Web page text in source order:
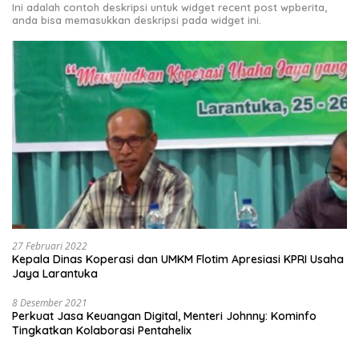
Ini adalah contoh deskripsi untuk widget recent post wpberita,
anda bisa memasukkan deskripsi pada widget ini.
27 Februari 2022
Kepala Dinas Koperasi dan UMKM Flotim Apresiasi KPRI Usaha
Jaya Larantuka
8 Desember 2021
Perkuat Jasa Keuangan Digital, Menteri Johnny: Kominfo
Tingkatkan Kolaborasi Pentahelix